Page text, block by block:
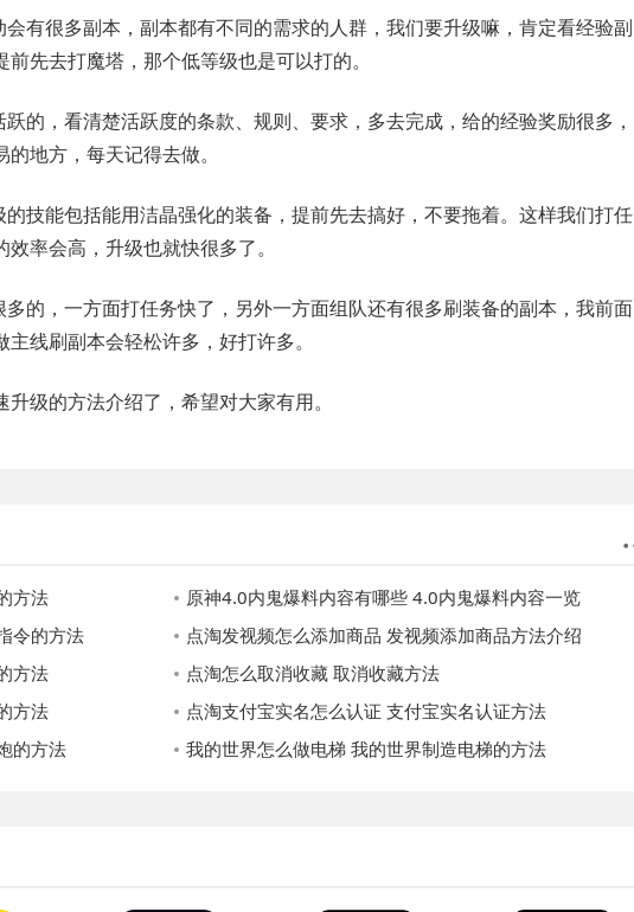
很多副本，副本都有不同的需求的人群，我们要升级嘛，肯定看经验副
先去打魔塔，那个低等级也是可以打的。
，看清楚活跃度的条款、规则、要求，多去完成，给的经验奖励很多，
地方，每天记得去做。
能包括能用洁晶强化的装备，提前先去搞好，不要拖着。这样我们打任
率会高，升级也就快很多了。
，一方面打任务快了，另外一方面组队还有很多刷装备的副本，我前面
线刷副本会轻松许多，好打许多。
的方法介绍了，希望对大家有用。
方法
原神4.0内鬼爆料内容有哪些 4.0内鬼爆料内容一览
令的方法
点淘发视频怎么添加商品 发视频添加商品方法介绍
方法
点淘怎么取消收藏 取消收藏方法
方法
点淘支付宝实名怎么认证 支付宝实名认证方法
的方法
我的世界怎么做电梯 我的世界制造电梯的方法